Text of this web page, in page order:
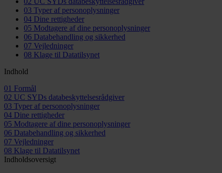
03 Typer af personoplysninger
04 Dine rettigheder
05 Modtagere af dine personoplysninger
06 Databehandling og sikkerhed
07 Vejledninger
08 Klage til Datatilsynet
Indhold
01 Formål
02 UC SYDs databeskyttelsesrådgiver
03 Typer af personoplysninger
04 Dine rettigheder
05 Modtagere af dine personoplysninger
06 Databehandling og sikkerhed
07 Vejledninger
08 Klage til Datatilsynet
Indholdsoversigt